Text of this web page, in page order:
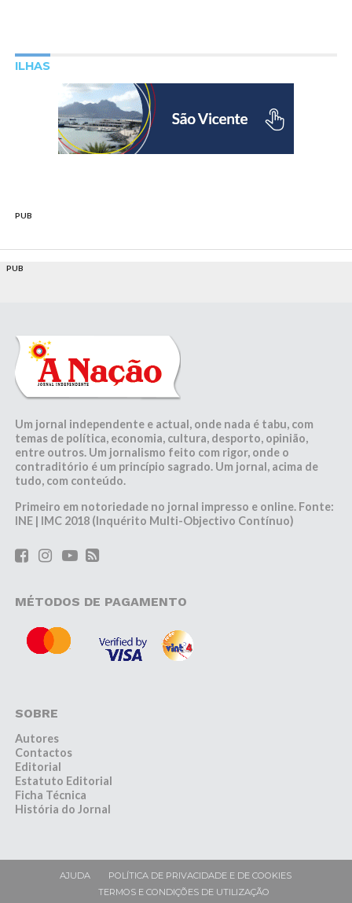
ILHAS
PUB
PUB
Um jornal independente e actual, onde nada é tabu, com
temas de política, economia, cultura, desporto, opinião,
entre outros. Um jornalismo feito com rigor, onde o
contraditório é um princípio sagrado. Um jornal, acima de
tudo, com conteúdo.
Primeiro em notoriedade no jornal impresso e online. Fonte:
INE | IMC 2018 (Inquérito Multi-Objectivo Contínuo)
MÉTODOS DE PAGAMENTO
SOBRE
Autores
Contactos
Editorial
Estatuto Editorial
Ficha Técnica
História do Jornal
AJUDA
POLÍTICA DE PRIVACIDADE E DE COOKIES
TERMOS E CONDIÇÕES DE UTILIZAÇÃO